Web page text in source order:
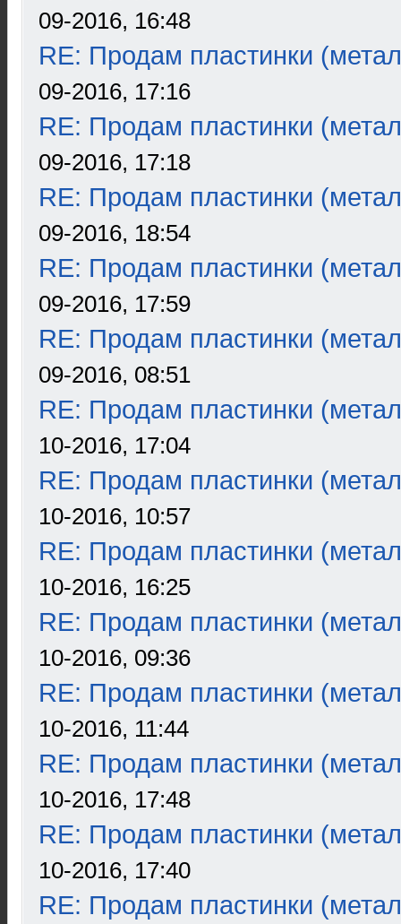
09-2016, 16:48
RE: Продам пластинки
09-2016, 17:16
RE: Продам пластинки
09-2016, 17:18
RE: Продам пластинки
09-2016, 18:54
RE: Продам пластинки
09-2016, 17:59
RE: Продам пластинки
09-2016, 08:51
RE: Продам пластинки
10-2016, 17:04
RE: Продам пластинки
10-2016, 10:57
RE: Продам пластинки
10-2016, 16:25
RE: Продам пластинки
10-2016, 09:36
RE: Продам пластинки
10-2016, 11:44
RE: Продам пластинки
10-2016, 17:48
RE: Продам пластинки
10-2016, 17:40
RE: Продам пластинки